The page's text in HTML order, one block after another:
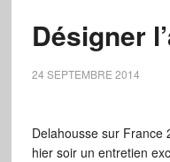
Désigner
24 SEPTEMBRE 2014
Delahousse sur France
hier soir un entretien